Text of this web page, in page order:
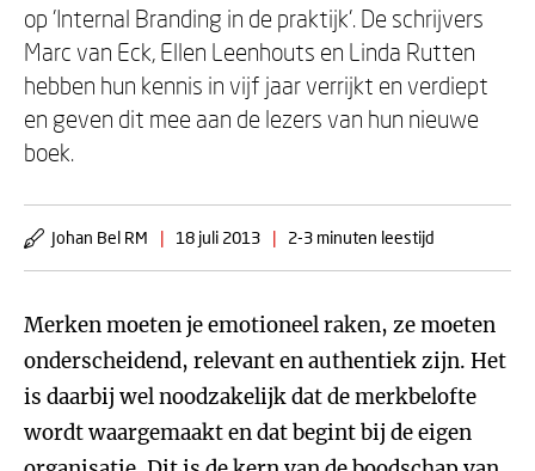
op 'Internal Branding in de praktijk'. De schrijvers
Marc van Eck, Ellen Leenhouts en Linda Rutten
hebben hun kennis in vijf jaar verrijkt en verdiept
en geven dit mee aan de lezers van hun nieuwe
boek.
Johan Bel RM | 18 juli 2013 | 2-3 minuten leestijd
Merken moeten je emotioneel raken, ze moeten
onderscheidend, relevant en authentiek zijn. Het
is daarbij wel noodzakelijk dat de merkbelofte
wordt waargemaakt en dat begint bij de eigen